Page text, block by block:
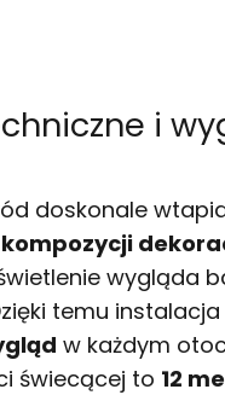
i
doskonale
kompozycji
wygląda
temu
w każdym
świecącej to 12